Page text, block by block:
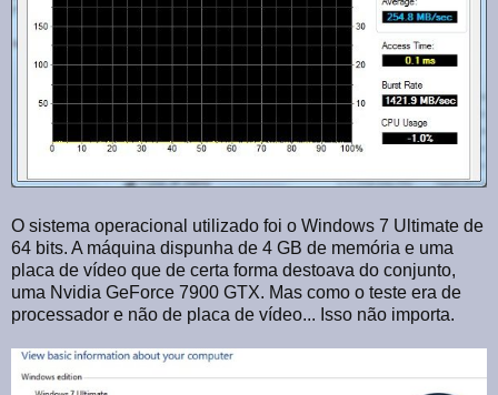
O sistema operacional utilizado foi o Windows 7 Ultimate de
64 bits. A máquina dispunha de 4 GB de memória e uma
placa de vídeo que de certa forma destoava do conjunto,
uma Nvidia GeForce 7900 GTX. Mas como o teste era de
processador e não de placa de vídeo... Isso não importa.